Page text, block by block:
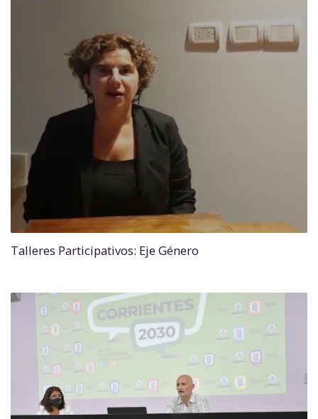
Talleres Participativos: Eje Género